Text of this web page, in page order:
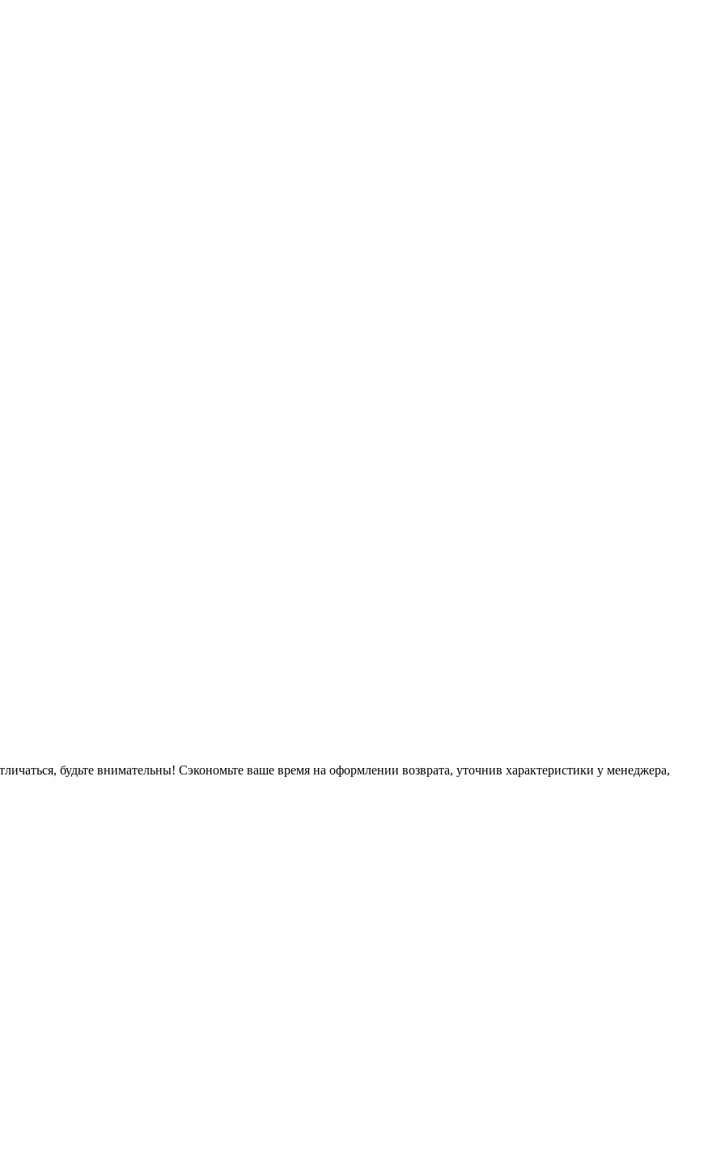
будьте внимательны! Сэкономьте ваше время на оформлении возврата, уточнив характеристики у менеджера,